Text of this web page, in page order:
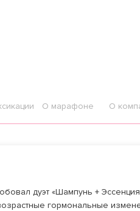
О марафоне О
дуэт «Шампунь +
гормональные